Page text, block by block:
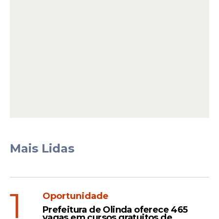
pernambucana na
Alepe; proposta foi do
Mais Lidas
1
Oportunidade
Prefeitura de Olinda oferece 465